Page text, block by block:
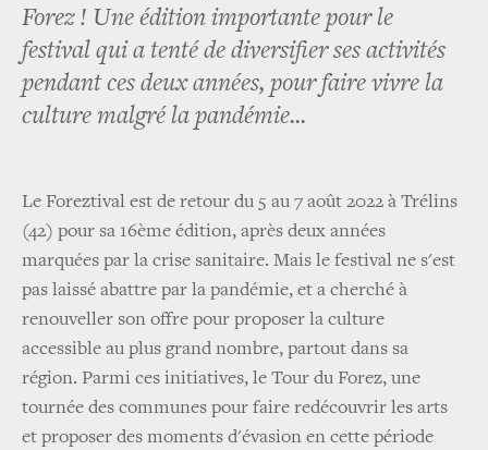
Forez ! Une édition importante pour le
festival qui a tenté de diversifier ses activités
pendant ces deux années, pour faire vivre la
culture malgré la pandémie...
Le Foreztival est de retour du 5 au 7 août 2022 à Trélins
(42) pour sa 16ème édition, après deux années
marquées par la crise sanitaire. Mais le festival ne s'est
pas laissé abattre par la pandémie, et a cherché à
renouveller son offre pour proposer la culture
accessible au plus grand nombre, partout dans sa
région. Parmi ces initiatives, le Tour du Forez, une
tournée des communes pour faire redécouvrir les arts
et proposer des moments d'évasion en cette période